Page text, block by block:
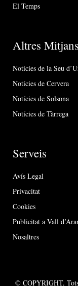
El Temps
Altres Mitjans
Notícies de la Seu
Notícies de Cervera
Notícies de Solsona
Notícies de Tàrrega
Serveis
Avís Legal
Privacitat
Cookies
Publicitat a Vall
Nosaltres
© COPYRIGHT.